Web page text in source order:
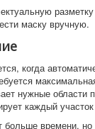
маску вручную.
когда
нужные области
каждый
больше времени, но